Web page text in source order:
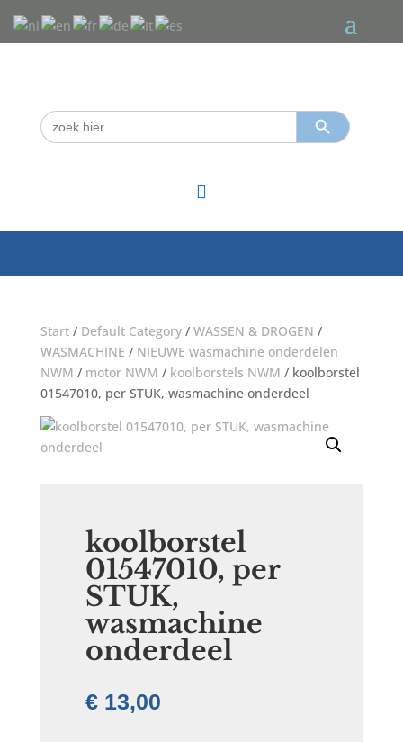
Zoek
naar:
Zoekknop

Start/ Default Category/ WASSEN & DROGEN /
WASMACHINE / NIEUWE wasmachine onderdelen
NWM / motor NWM / koolborstels NWM / koolborstel
01547010, per STUK, wasmachine onderdeel
koolborstel
01547010, per
STUK,
wasmachine
onderdeel
€13,00